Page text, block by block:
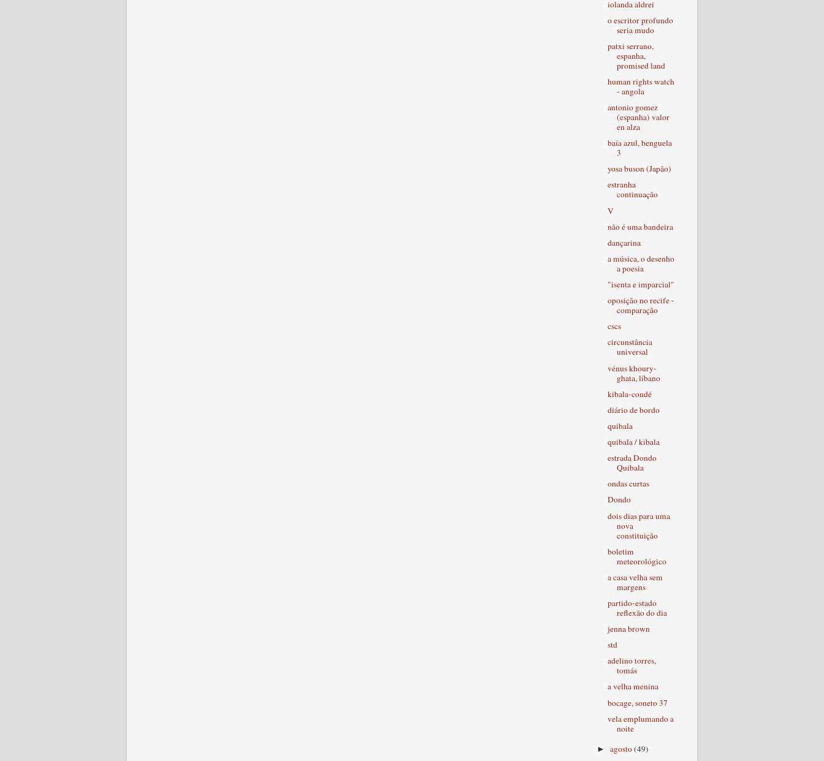
iolanda aldrei
o escritor profundo
seria mudo
patxi serrano,
espanha,
promised land
human rights watch
- angola
antonio gomez
(espanha) valor
en alza
baía azul, benguela
3
yosa buson (Japão)
estranha
continuação
V
não é uma bandeira
dançarina
a música, o desenho
a poesia
"isenta e imparcial"
oposição no recife -
comparação
cscs
circunstância
universal
vénus khoury-
ghata, líbano
kibala-condé
diário de bordo
quibala
quibala / kibala
estrada Dondo
Quibala
ondas curtas
Dondo
dois dias para uma
nova
constituição
boletim
meteorológico
a casa velha sem
margens
partido-estado
reflexão do dia
jenna brown
std
adelino torres,
tomás
a velha menina
bocage, soneto 37
vela emplumando a
noite
►agosto(49)